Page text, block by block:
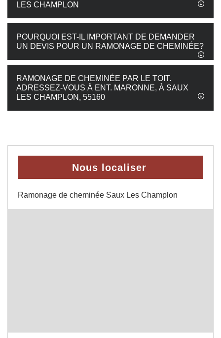
LES CHAMPLON
POURQUOI EST-IL IMPORTANT DE DEMANDER
UN DEVIS POUR UN RAMONAGE DE CHEMINÉE?
RAMONAGE DE CHEMINÉE PAR LE TOIT.
ADRESSEZ-VOUS À ENT. MARONNE, À SAUX
LES CHAMPLON, 55160
Nous localiser
Ramonage de cheminée Saux Les Champlon